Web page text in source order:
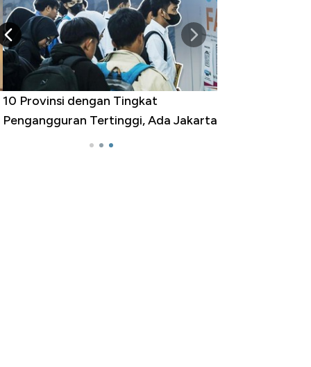
Provinsi dengan Tingkat
Tertinggi, Ada Jakarta